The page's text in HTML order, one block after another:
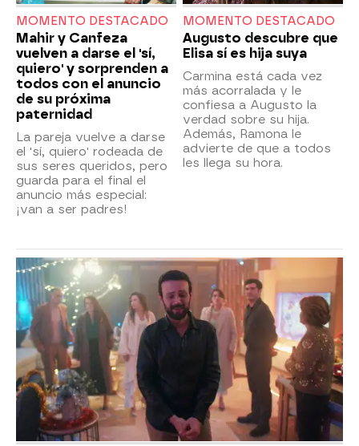
MOMENTO DESTACADO
Mahir y Canfeza
vuelven a darse el 'sí,
quiero' y sorprenden a
todos con el anuncio
de su próxima
paternidad
La pareja vuelve a darse
el 'sí, quiero' rodeada de
sus seres queridos, pero
guarda para el final el
anuncio más especial:
¡van a ser padres!
MOMENTO DESTACADO
Augusto descubre que
Elisa sí es hija suya
Carmina está cada vez
más acorralada y le
confiesa a Augusto la
verdad sobre su hija.
Además, Ramona le
advierte de que a todos
les llega su hora.